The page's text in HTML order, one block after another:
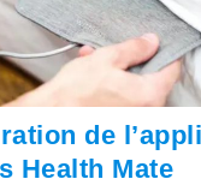
de
Health Mate